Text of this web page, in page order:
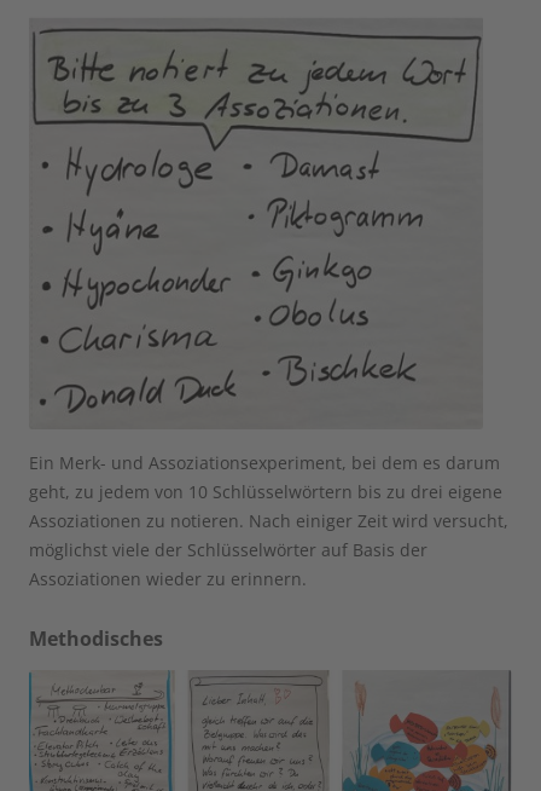
Ein Merk- und Assoziationsexperiment, bei dem es darum
geht, zu jedem von 10 Schlüsselwörtern bis zu drei eigene
Assoziationen zu notieren. Nach einiger Zeit wird versucht,
möglichst viele der Schlüsselwörter auf Basis der
Assoziationen wieder zu erinnern.
Methodisches